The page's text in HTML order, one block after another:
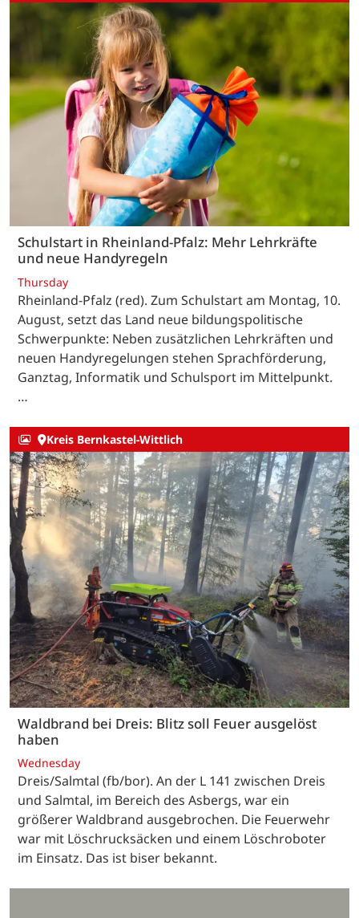
Schulstart in Rheinland-Pfalz: Mehr Lehrkräfte
und neue Handyregeln
Thursday
Rheinland-Pfalz (red). Zum Schulstart am Montag, 10.
August, setzt das Land neue bildungspolitische
Schwerpunkte: Neben zusätzlichen Lehrkräften und
neuen Handyregelungen stehen Sprachförderung,
Ganztag, Informatik und Schulsport im Mittelpunkt.
…
Kreis Bernkastel-Wittlich
Waldbrand bei Dreis: Blitz soll Feuer ausgelöst
haben
Wednesday
Dreis/Salmtal (fb/bor). An der L 141 zwischen Dreis
und Salmtal, im Bereich des Asbergs, war ein
größerer Waldbrand ausgebrochen. Die Feuerwehr
war mit Löschrucksäcken und einem Löschroboter
im Einsatz. Das ist biser bekannt.